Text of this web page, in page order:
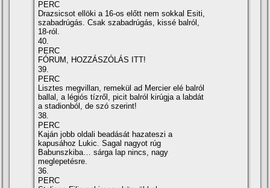
PERC
Drazsicsot ellöki a 16-os előtt nem sokkal Esiti,
szabadrúgás. Csak szabadrúgás, kissé balról,
18-ról.
40.
PERC
FÓRUM, HOZZÁSZÓLÁS ITT!
39.
PERC
Lisztes megvillan, remekül ad Mercier elé balról
ballal, a légiós tízről, picit balról kirúgja a labdát
a stadionból, de szó szerint!
38.
PERC
Kaján jobb oldali beadását hazateszi a
kapusához Lukic. Sagal nagyot rúg
Babunszkiba… sárga lap nincs, nagy
meglepetésre.
36.
PERC